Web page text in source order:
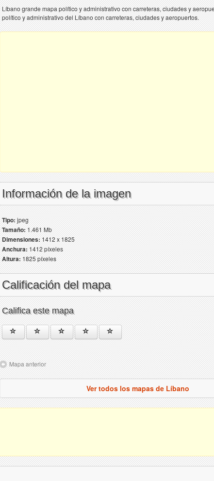
Líbano grande mapa político y administrativo con carreteras, ciudades y
político y administrativo del Líbano con carreteras, ciudades y aeropuertos.
Información de la imagen
Tipo:jpeg
Tamaño:1.461 Mb
Dimensiones:1412 x 1825
Anchura:1412 píxeles
Altura:1825 píxeles
Calificación del mapa
Califica este mapa
Mapa anterior
Ver todos los mapas de Líbano